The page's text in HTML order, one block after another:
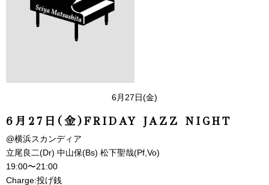
6月27日(金)
6月27日(金)FRIDAY JAZZ NIGHT
@横浜スカンディア
立尾良二(Dr) 中山保(Bs) 松下聖哉(Pf,Vo)
19:00〜21:00
Charge:投げ銭